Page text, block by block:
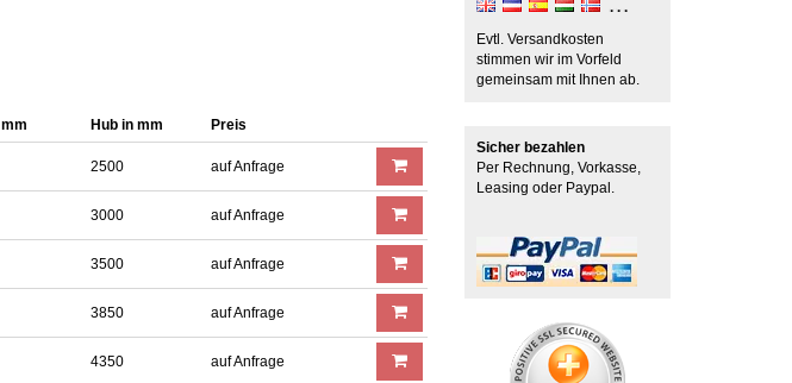
Hub in mm Preis
2500 auf Anfrage
3000 auf Anfrage
3500 auf Anfrage
3850 auf Anfrage
4350 auf Anfrage
Evtl. Versandkosten
stimmen wir im Vorfeld
gemeinsam mit Ihnen ab.
Sicher bezahlen
Per Rechnung, Vorkasse,
Leasing oder Paypal.